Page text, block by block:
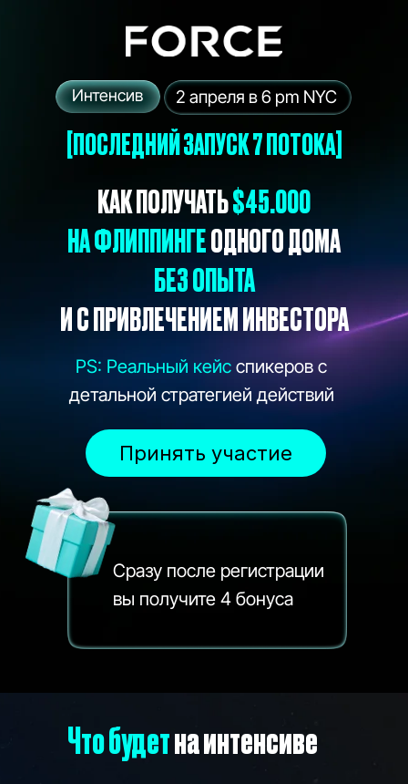
Принять участие
КАК ПОЛУЧАТЬ$45.000
НА ФЛИППИНГЕОДНОГО ДОМА
БЕЗ ОПЫТА
И С ПРИВЛЕЧЕНИЕМ ИНВЕСТОРА
[ПОСЛЕДНИЙ ЗАПУСК 7 ПОТОКА]
PS: Реальный кейс спикеров с
детальной стратегией действий
Интенсив 2 апреля в 6 pm NYC
Cразу после регистрации
вы получите 4 бонуса
Что будетна интенсиве